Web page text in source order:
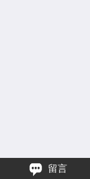
留言